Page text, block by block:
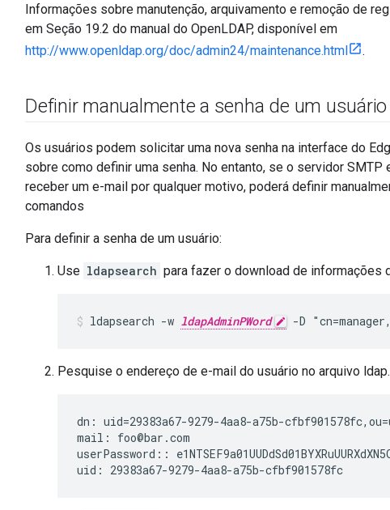
Informações sobre manutenção, arquivamento e remoção de
em Seção 19.2 do manual do OpenLDAP, disponível em
http://www.openldap.org/doc/admin24/maintenance.html
.
Definir manualmente a senha de um usuário
Os usuários podem solicitar uma nova senha na interface do
sobre como definir uma senha. No entanto, se o servidor
receber um e-mail por qualquer motivo, poderá definir
comandos
Para definir a senha de um usuário:
Use ldapsearch para fazer o download de informações
ldapsearch -w ldapAdminPWord -D
Pesquise o endereço de e-mail do usuário no arquivo
dn: uid=29383a67-9279-4aa8-a75b-
mail: foo@bar.com
userPassword::
uid: 29383a67-9279-4aa8-a75b-cfbf901578fc